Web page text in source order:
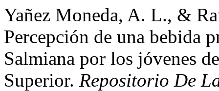
Yañez Moneda, A. L., &
Percepción de una bebida
Salmiana por los jóvenes
Superior. Repositorio De